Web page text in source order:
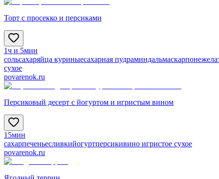
Торт с просекко и персиками
1ч и 5мин
сольсахаряйца куриныесахарная пудраминдальмаскарпоне
сухое
povarenok.ru
Персиковый десерт с йогуртом и игристым вином
15мин
сахарпеченьесливкийогуртперсикивино игристое сухое
povarenok.ru